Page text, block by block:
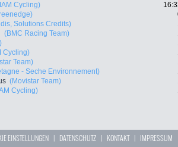
Cycling)
Solutions Credits)
(BMC Racing Team)
Cycling)
Team)
- Seche Environnement)
(Movistar Team)
Cycling)
EINSTELLUNGEN | DATENSCHUTZ | KONTAKT| IMPRESSUM